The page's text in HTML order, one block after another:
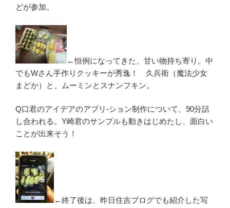
どが参加。
←恒例になってきた、甘い物持ち寄り。中
でもWさん手作りクッキーが秀逸！ 久兵衛（魔法少女
まどか）と、ムーミンとスナンフキン。
Q口君のアイデアのアプリ-ション制作について、90分話
し合われる。Y崎君のサンプルも動きはじめたし、面白い
ことが出来そう！
←終了後は、昨日住吉ブログでも紹介した写